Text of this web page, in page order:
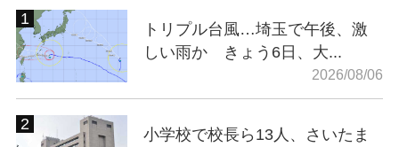
トリプル台風…埼玉で午後、激
しい雨か きょう6日、大...
2026/08/06
小学校で校長ら13人、さいたま